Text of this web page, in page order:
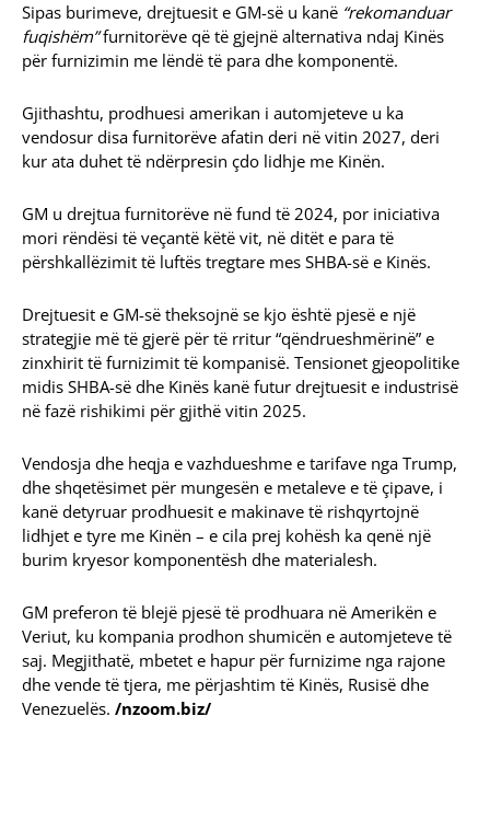
Sipas burimeve, drejtuesit e GM-së u kanë “rekomanduar
fuqishëm”furnitorëve që të gjejnë alternativa ndaj Kinës
për furnizimin me lëndë të para dhe komponentë.
Gjithashtu, prodhuesi amerikan i automjeteve u ka
vendosur disa furnitorëve afatin deri në vitin 2027, deri
kur ata duhet të ndërpresin çdo lidhje me Kinën.
GM u drejtua furnitorëve në fund të 2024, por iniciativa
mori rëndësi të veçantë këtë vit, në ditët e para të
përshkallëzimit të luftës tregtare mes SHBA-së e Kinës.
Drejtuesit e GM-së theksojnë se kjo është pjesë e një
strategjie më të gjerë për të rritur “qëndrueshmërinë” e
zinxhirit të furnizimit të kompanisë. Tensionet gjeopolitike
midis SHBA-së dhe Kinës kanë futur drejtuesit e industrisë
në fazë rishikimi për gjithë vitin 2025.
Vendosja dhe heqja e vazhdueshme e tarifave nga Trump,
dhe shqetësimet për mungesën e metaleve e të çipave, i
kanë detyruar prodhuesit e makinave të rishqyrtojnë
lidhjet e tyre me Kinën – e cila prej kohësh ka qenë një
burim kryesor komponentësh dhe materialesh.
GM preferon të blejë pjesë të prodhuara në Amerikën e
Veriut, ku kompania prodhon shumicën e automjeteve të
saj. Megjithatë, mbetet e hapur për furnizime nga rajone
dhe vende të tjera, me përjashtim të Kinës, Rusisë dhe
Venezuelës. /nzoom.biz/